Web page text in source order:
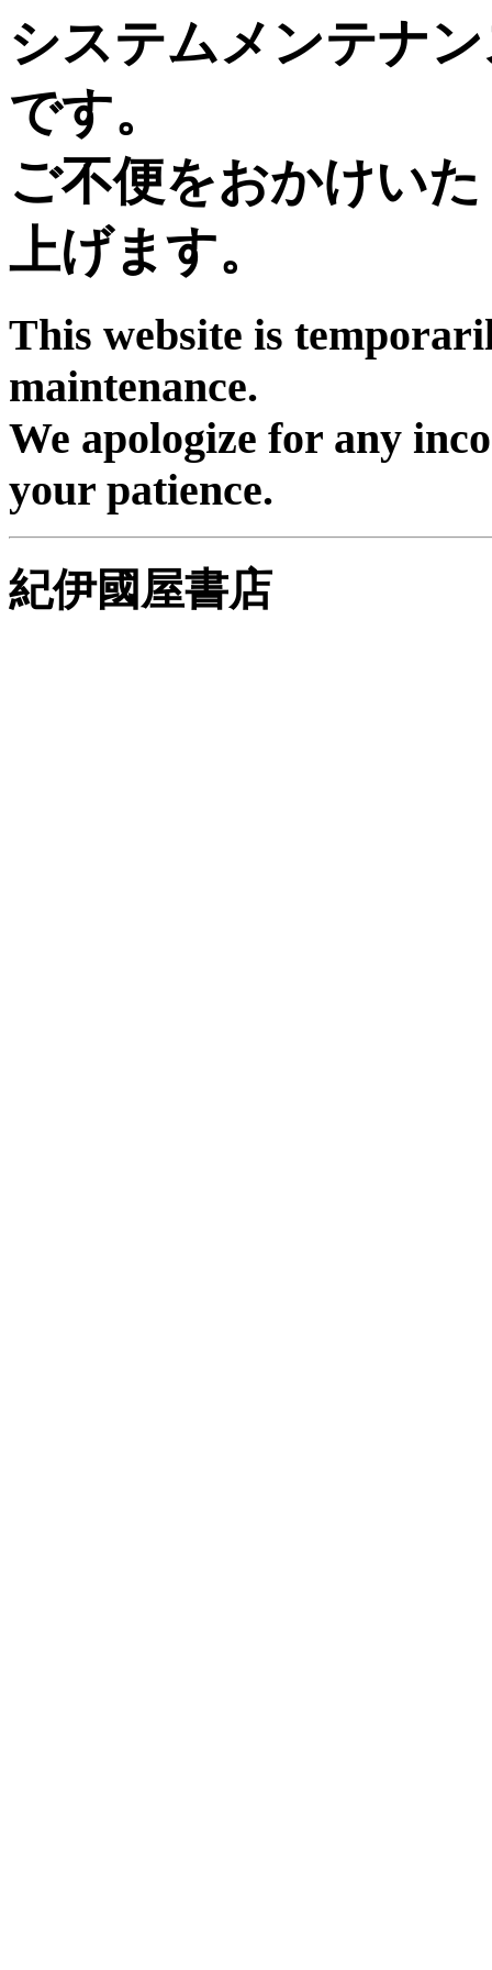
システムメンテナ
です。
ご不便をおかけい
上げます。
This website is
maintenance.
We apologize for any
your patience.
紀伊國屋書店